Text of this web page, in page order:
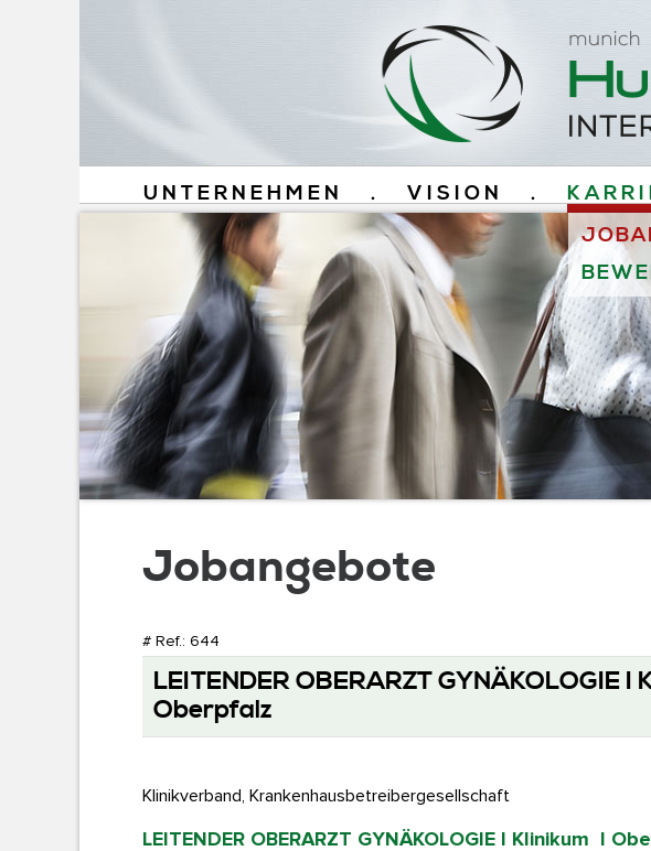
UNTERNEHMEN . VISION .
Jobangebote
# Ref.: 644
LEITENDER OBERARZT GYNÄKOLOGIE I
Oberpfalz
Klinikverband, Krankenhausbetreibergesellschaft
LEITENDER OBERARZT GYNÄKOLOGIE I Klinikum I
Leadership Management ...